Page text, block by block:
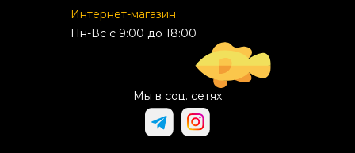
Интернет-магазин
Пн-Вс с 9:00 до 18:00
Мы в соц. сетях